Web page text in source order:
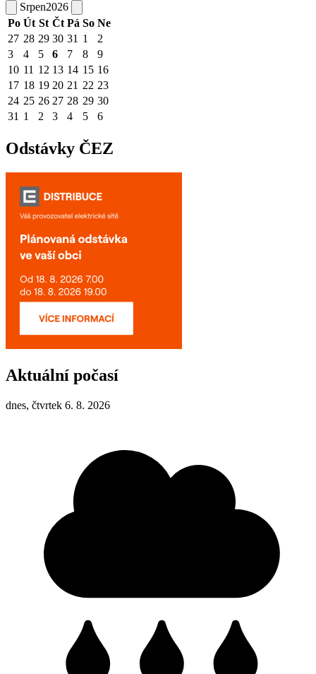
Srpen2026
Po Út St Čt Pá So Ne
27 28 29 30 31 1
2
3
4 5 6 7 8
9
10 11 12 13 14 15 16
17 18 19 20 21 22 23
24 25 26 27 28 29 30
31 1 2 3 4 5 6
Odstávky ČEZ
Aktuální počasí
dnes, čtvrtek 6. 8. 2026